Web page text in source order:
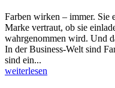
Farben wirken – immer. Sie
Marke vertraut, ob sie
wahrgenommen wird. Und
In der Business-Welt sind
sind ein...
weiterlesen